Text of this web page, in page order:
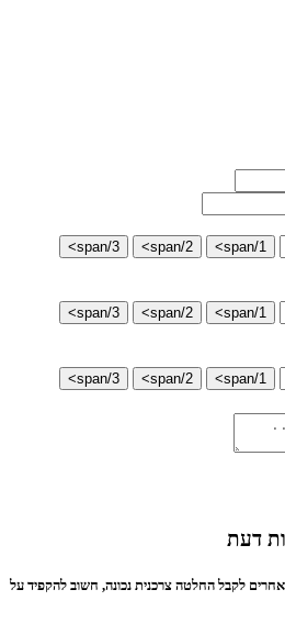
1/span>
2/span>
3/span>
1/span>
2/span>
3/span>
1/span>
2/span>
3/span>
דעת
לקבל החלטה צרכנית נכונה, חשוב להקפיד על